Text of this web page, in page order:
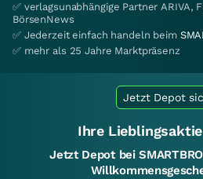
✅ verlagsunabhängige Partner ARIVA,
BörsenNews
✅ Jederzeit einfach handeln beim
✅ mehr als 25 Jahre Marktpräsenz
Jetzt Depot
Ihre
Jetzt Depot bei